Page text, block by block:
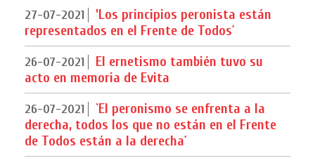
27-07-2021
'Los principios peronista están
representados en el Frente de Todos´
26-07-2021
El ernetismo también tuvo su
acto en memoria de Evita
26-07-2021
`El peronismo se enfrenta a la
derecha, todos los que no están en el Frente
de Todos están a la derecha´